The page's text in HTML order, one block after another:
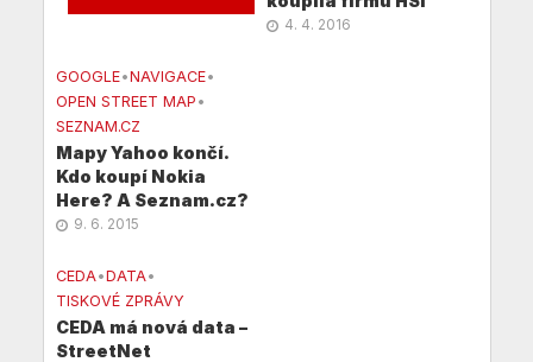
4. 4. 2016
GOOGLE•NAVIGACE•
OPEN STREET MAP •
SEZNAM.CZ
Mapy Yahoo končí.
Kdo koupí Nokia
Here? A Seznam.cz?
9. 6. 2015
CEDA•DATA•
TISKOVÉ ZPRÁVY
CEDA má nová data –
StreetNet